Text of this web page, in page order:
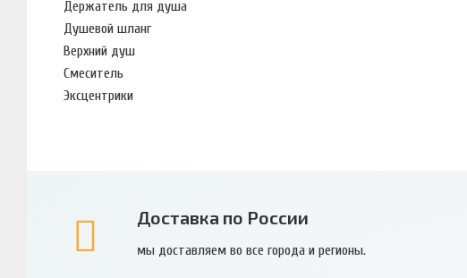
Держатель для душа
Душевой шланг
Верхний душ
Смеситель
Эксцентрики
Доставка по России
мы доставляем во все города и регионы.